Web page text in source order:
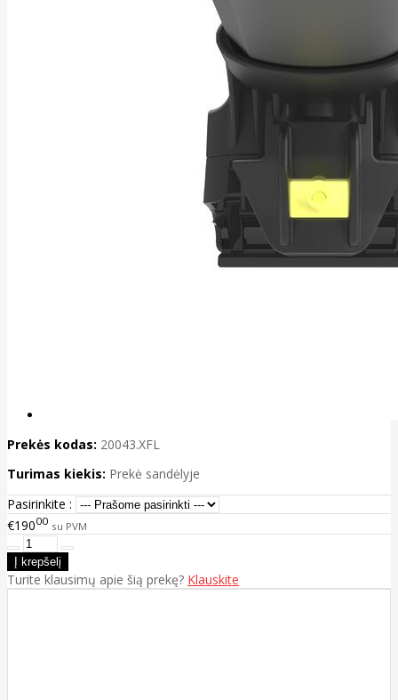
Prekės kodas: 20043.XFL
Turimas kiekis: Prekė sandėlyje
Pasirinkite :
€19000 su PVM
Turite klausimų apie šią prekę? Klauskite